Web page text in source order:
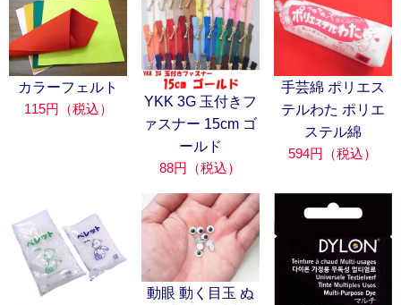
カラーフェルト
115円（税込）
YKK 3G 玉付きフ
ァスナー 15cm ゴ
ールド
88円（税込）
手芸綿 ポリエス
テルわた ポリエ
ステル綿
594円（税込）
動眼 動く目玉 ぬ